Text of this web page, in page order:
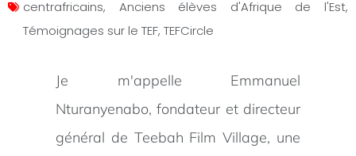
centrafricains, Anciens élèves d'Afrique de l'Est,
Témoignages sur le TEF, TEFCircle
Je m'appelle Emmanuel
Nturanyenabo, fondateur et directeur
général de Teebah Film Village, une